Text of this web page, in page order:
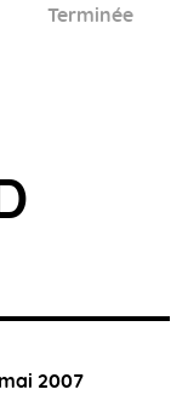
Terminée
2007